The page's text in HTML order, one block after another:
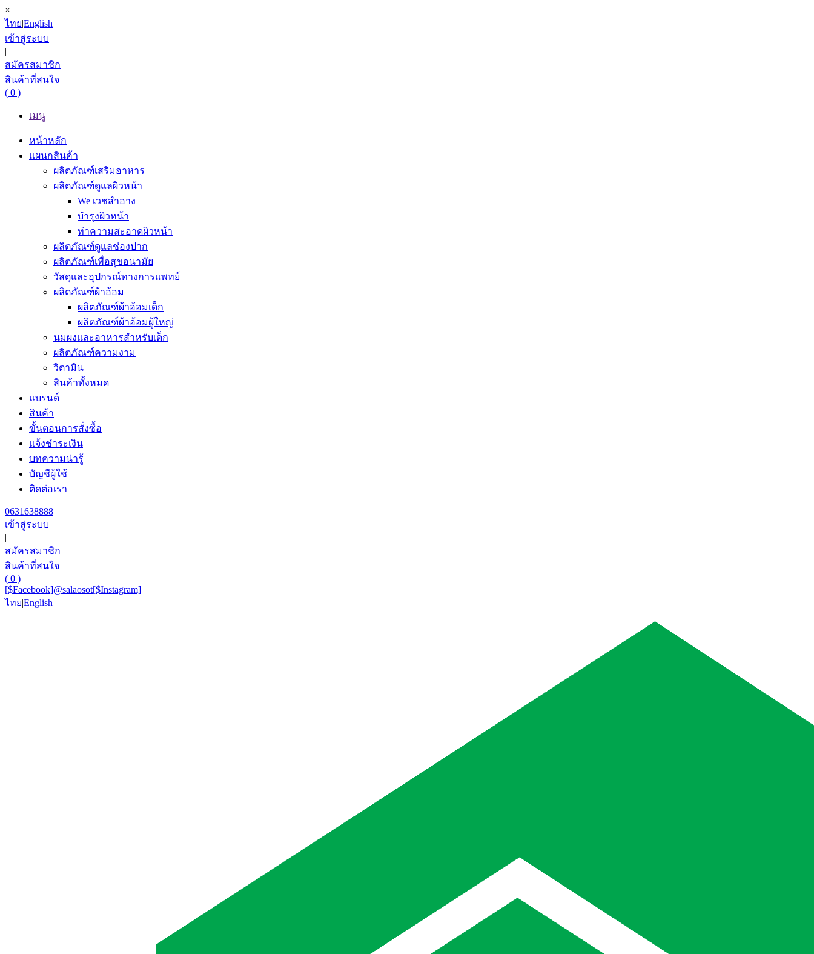
×
ไทย|English
เข้าสู่ระบบ
|
สมัครสมาชิก
สินค้าที่สนใจ
( 0 )
เมนู
หน้าหลัก
แผนกสินค้า
ผลิตภัณฑ์เสริมอาหาร
ผลิตภัณฑ์ดูแลผิวหน้า
We เวชสำอาง
บำรุงผิวหน้า
ทำความสะอาดผิวหน้า
ผลิตภัณฑ์ดูแลช่องปาก
ผลิตภัณฑ์เพื่อสุขอนามัย
วัสดุและอุปกรณ์ทางการแพทย์
ผลิตภัณฑ์ผ้าอ้อม
ผลิตภัณฑ์ผ้าอ้อมเด็ก
ผลิตภัณฑ์ผ้าอ้อมผู้ใหญ่
นมผงและอาหารสำหรับเด็ก
ผลิตภัณฑ์ความงาม
วิตามิน
สินค้าทั้งหมด
แบรนด์
สินค้า
ขั้นตอนการสั่งซื้อ
แจ้งชำระเงิน
บทความน่ารู้
บัญชีผู้ใช้
ติดต่อเรา
0631638888
เข้าสู่ระบบ
|
สมัครสมาชิก
สินค้าที่สนใจ
( 0 )
[$Facebook]@salaosot[$Instagram]
ไทย|English